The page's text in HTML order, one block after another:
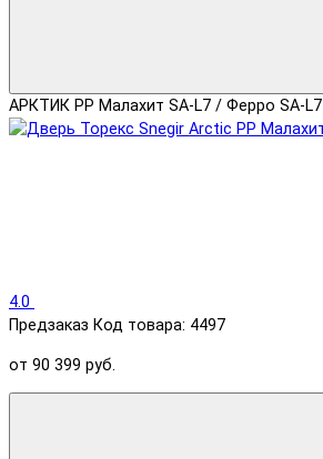
АРКТИК PP Малахит SA-L7 / Ферро SA-L7
4.0
Предзаказ Код товара: 4497
от 90 399 руб.